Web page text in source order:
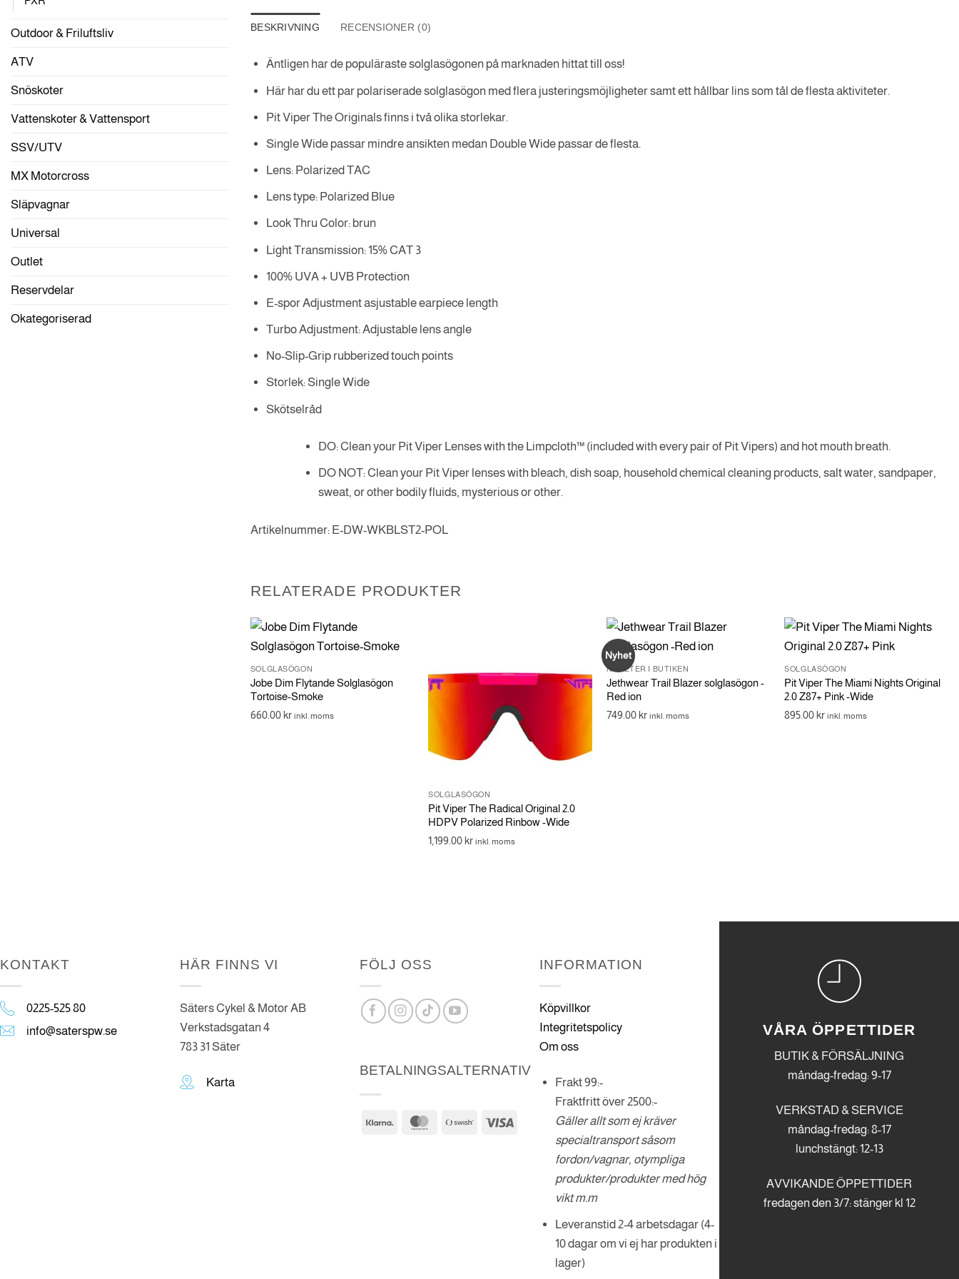
Outdoor & Friluftsliv
ATV
Snöskoter
Vattenskoter & Vattensport
SSV/UTV
MX Motorcross
Släpvagnar
Universal
Outlet
Reservdelar
Okategoriserad
BESKRIVNING RECENSIONER (0)
Äntligen har de populäraste solglasögonen på marknaden hittat till oss!
Här har du ett par polariserade solglasögon med flera justeringsmöjligheter samt ett hållbar lins som tål de flesta aktiviteter.
Pit Viper The Originals finns i två olika storlekar.
Single Wide passar mindre ansikten medan Double Wide passar de flesta.
Lens: Polarized TAC
Lens type: Polarized Blue
Look Thru Color: brun
Light Transmission: 15% CAT 3
100% UVA + UVB Protection
E-spor Adjustment asjustable earpiece length
Turbo Adjustment: Adjustable lens angle
No-Slip-Grip rubberized touch points
Storlek: Single Wide
Skötselråd
DO: Clean your Pit Viper Lenses with the Limpcloth™ (included with every pair of Pit Vipers) and hot mouth breath.
DO NOT: Clean your Pit Viper lenses with bleach, dish soap, household chemical cleaning products, salt water, sandpaper,
sweat, or other bodily fluids, mysterious or other.
Artikelnummer: E-DW-WKBLST2-POL
RELATERADE PRODUKTER
SOLGLASÖGON
Jobe Dim Flytande Solglasögon
Tortoise-Smoke
660.00kr inkl. moms
SOLGLASÖGON
Pit Viper The Radical Original 2.0
HDPV Polarized Rinbow -Wide
1,199.00kr inkl. moms
Nyhet
NYHETER I BUTIKEN
Jethwear Trail Blazer solglasögon -
Red ion
749.00kr inkl. moms
SOLGLASÖGON
Pit Viper The Miami Nights Original
2.0 Z87+ Pink -Wide
895.00kr inkl. moms
KONTAKT
0225-525 80
info@saterspw.se
HÄR FINNS VI
Säters Cykel & Motor AB
Verkstadsgatan 4
783 31 Säter
Karta
FÖLJ OSS
BETALNINGSALTERNATIV
Klarna MasterCard
Swish
Visa
INFORMATION
Köpvillkor
Integritetspolicy
Om oss
Frakt 99:-
Fraktfritt över 2500:-
Gäller allt som ej kräver
specialtransport såsom
fordon/vagnar, otympliga
produkter/produkter med hög
vikt m.m
Leveranstid 2-4 arbetsdagar (4-
10 dagar om vi ej har produkten i
lager)
VÅRA ÖPPETTIDER
BUTIK & FÖRSÄLJNING
måndag-fredag: 9-17
VERKSTAD & SERVICE
måndag-fredag: 8-17
lunchstängt: 12-13
AVVIKANDE ÖPPETTIDER
fredagen den 3/7: stänger kl 12